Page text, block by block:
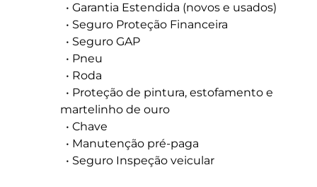
• Garantia Estendida (novos e usados)
• Seguro Proteção Financeira
• Seguro GAP
• Pneu
• Roda
• Proteção de pintura, estofamento e
martelinho de ouro
• Chave
• Manutenção pré-paga
• Seguro Inspeção veicular